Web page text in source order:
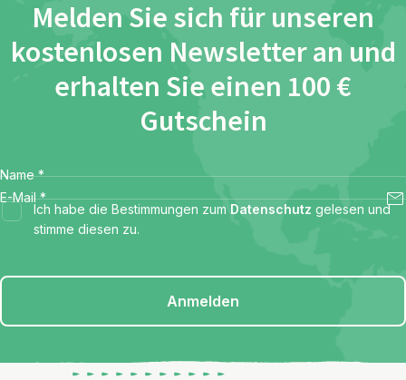
Melden Sie sich für unseren
kostenlosen Newsletter an und
erhalten Sie einen 100 €
Gutschein
Name *
E-Mail *
Ich habe die Bestimmungen zum Datenschutz gelesen und
stimme diesen zu.
Anmelden